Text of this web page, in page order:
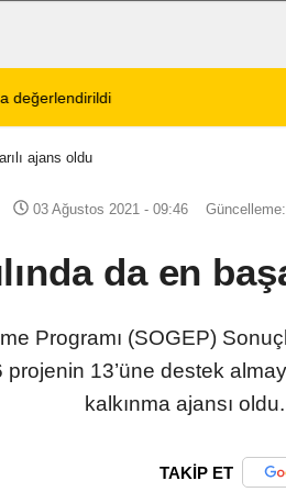
Defin Bilgileri Açıklandı
ajans oldu
03 Ağustos 2021 - 09:46
da en
Programı (SOGEP)
13’üne destek
kalkınma ajansı oldu.
TAKİP ET